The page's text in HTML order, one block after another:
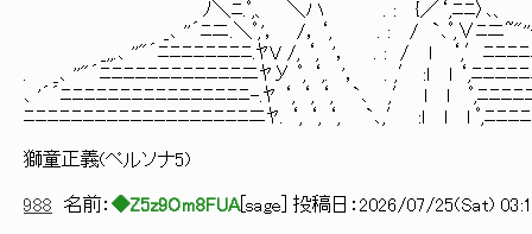
ﾉ＼ﾆ.ﾟ,、 ＼ハ . : {／‘,ﾆﾆ〉､、
_､ ''´ﾆニ.＼ﾟ,'， /，‘, . : / `､ﾟ,∨ﾆニ~"''
_,,.､ ''"´ﾆﾆﾆﾆﾆﾆﾆﾆ.ﾔV /, ‘, '， . : / l ‘,′ﾆﾆﾆﾆﾆﾆﾆ
. _､ ''"´ﾆﾆﾆﾆﾆﾆﾆﾆﾆﾆﾆﾆニﾔУ ﾟ, ‘,. '， . ,′ :l l ‘,ﾆﾆﾆﾆ
､ '´´ﾆﾆﾆﾆﾆﾆﾆﾆﾆﾆﾆﾆﾆﾆﾆﾆ-.ﾔ ‘, ‘, ‘, `､ ,′ l l ﾟ,ﾆﾆﾆﾆﾆ
ﾆﾆﾆﾆﾆﾆﾆﾆﾆﾆﾆﾆﾆﾆﾆﾆﾆﾆﾆニﾔ. ‘, ‘, ‘, `､,′ :l l l ﾟ,ﾆﾆﾆﾆ
獅童正義(ペルソナ5)
988 名前： ◆Z5z9Om8FUA[ sage ] 投稿日： 2026/07/25(Sat)